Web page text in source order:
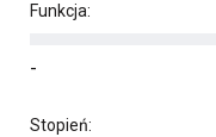
Funkcja:
-
Stopień: